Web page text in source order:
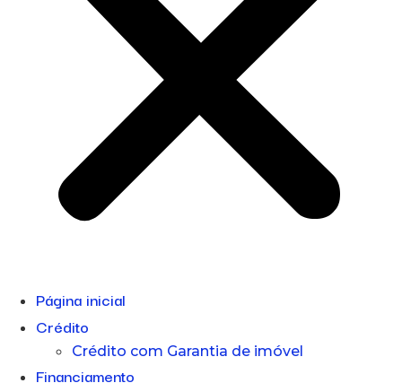
Página inicial
Crédito
Crédito com Garantia de imóvel
Financiamento